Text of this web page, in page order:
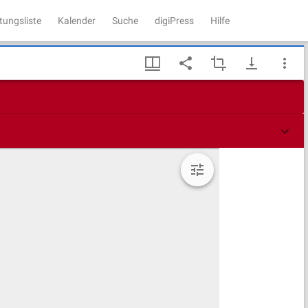
Kalender Suche digiPress Hilfe